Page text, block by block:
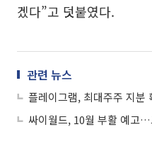
겠다”고 덧붙였다.
관련 뉴스